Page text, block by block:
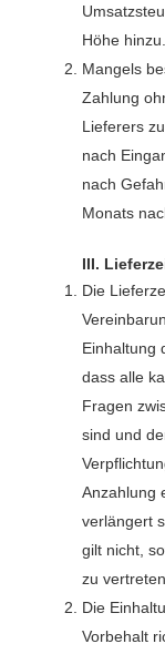
Höhe hinzu.
Mangels
Zahlung
Lieferers
nach
nach
Monats
III.
Die
Einhaltung
dass alle
Fragen
sind und
Anzahlung
verlängert
gilt nicht,
zu
Die
Vorbehalt